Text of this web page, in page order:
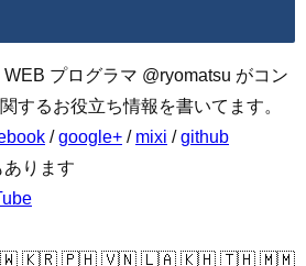
プログラマ @ryomatsu がコン
するお役立ち情報を書いてます。
/google+ / mixi /github
ります
🇰🇷 🇵🇭 🇻🇳 🇱🇦 🇰🇭 🇹🇭 🇲🇲